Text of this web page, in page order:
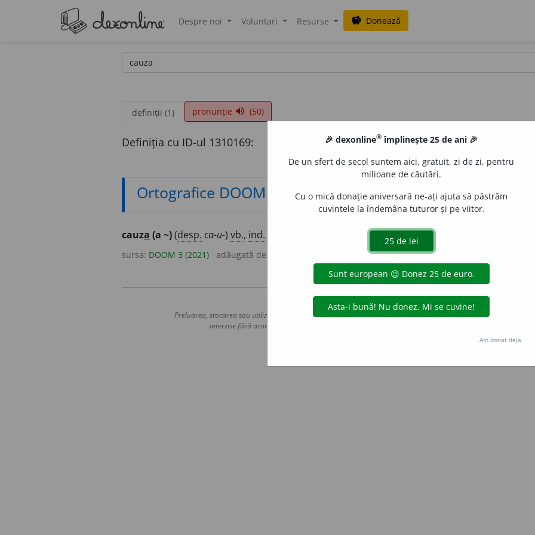
Despre noi Voluntari Resurse savings Donează
definiții (1) pronunție volume_up (50)
Definiția cu ID-ul 1310169:
Ortografice DOOM
cauza (a ~)(desp. ca-u-) vb., ind. cauzează;conj.prez.
sursa: DOOM 3 (2021) adăugată de
Copyright © 2004-2026 dexonline (https://dexonline.ro)
Preluarea, stocarea sau utilizarea datelor de pe acest site, inclusiv prin orice metode de extragere automată
interzise fără acordul nostru prealabil scris, cu excepția seturilor de date oferite oficial spre utilizare
Hosterion
🎉 dexonline® împlinește 25 de ani 🎉
De un sfert de secol suntem aici, gratuit, zi de zi, pentru
milioane de căutări.
Cu o mică donație aniversară ne-ați ajuta să păstrăm
cuvintele la îndemâna tuturor și pe viitor.
Am donat deja.